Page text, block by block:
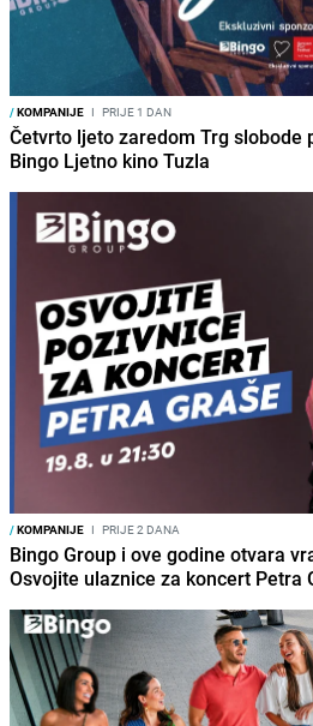
/KOMPANIJE I PRIJE 1 DAN
Četvrto ljeto zaredom Trg slobode
Bingo Ljetno kino Tuzla
/KOMPANIJE I PRIJE 2 DANA
Bingo Group i ove godine otvara
Osvojite ulaznice za koncert Petra